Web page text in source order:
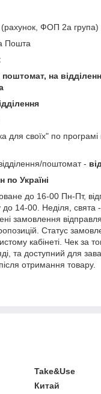
ФОП 2а група)
Пошта
поштомат, на
для своїх" по
поштомат -
по Україні
до 16-00 Пн-Пт,
14-00. Неділя, свята
замовлення
Статус
кабінеті. Чек за
та доступний для
отримання товару.
Take&Use
Китай